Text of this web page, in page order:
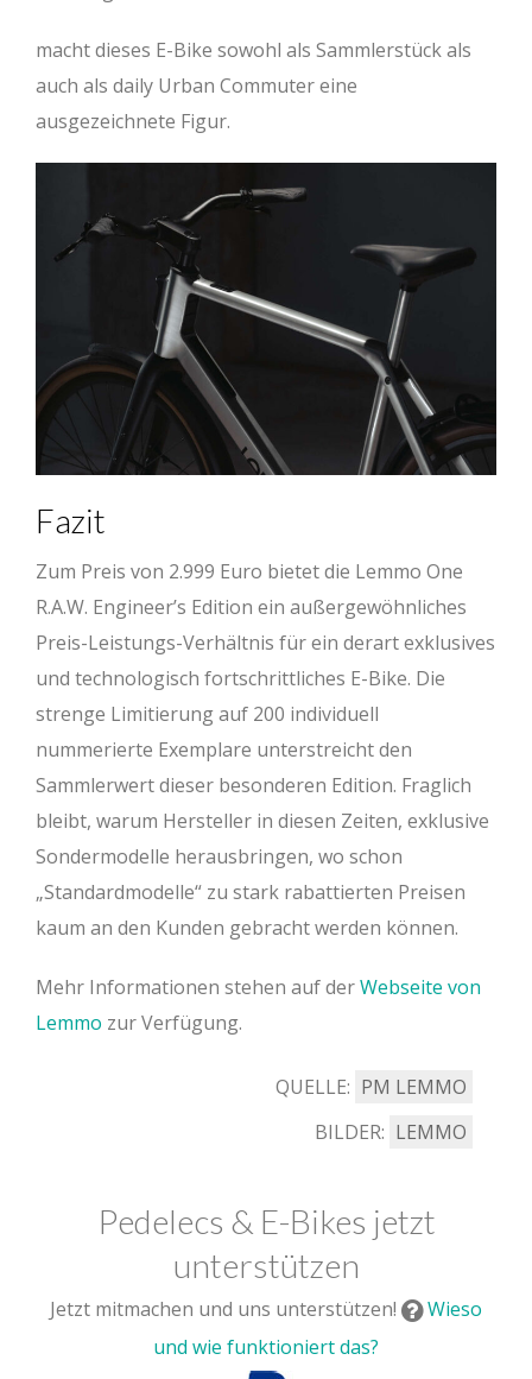
macht dieses E-Bike sowohl als Sammlerstück als
auch als daily Urban Commuter eine
ausgezeichnete Figur.
Fazit
Zum Preis von 2.999 Euro bietet die Lemmo One
R.A.W. Engineer’s Edition ein außergewöhnliches
Preis-Leistungs-Verhältnis für ein derart exklusives
und technologisch fortschrittliches E-Bike. Die
strenge Limitierung auf 200 individuell
nummerierte Exemplare unterstreicht den
Sammlerwert dieser besonderen Edition. Fraglich
bleibt, warum Hersteller in diesen Zeiten, exklusive
Sondermodelle herausbringen, wo schon
„Standardmodelle“ zu stark rabattierten Preisen
kaum an den Kunden gebracht werden können.
Mehr Informationen stehen auf derWebseite von
Lemmo zur Verfügung.
QUELLE: PM LEMMO
BILDER: LEMMO
Pedelecs & E-Bikes jetzt
unterstützen
Jetzt mitmachen und uns unterstützen!
Wieso
und wie funktioniert das?